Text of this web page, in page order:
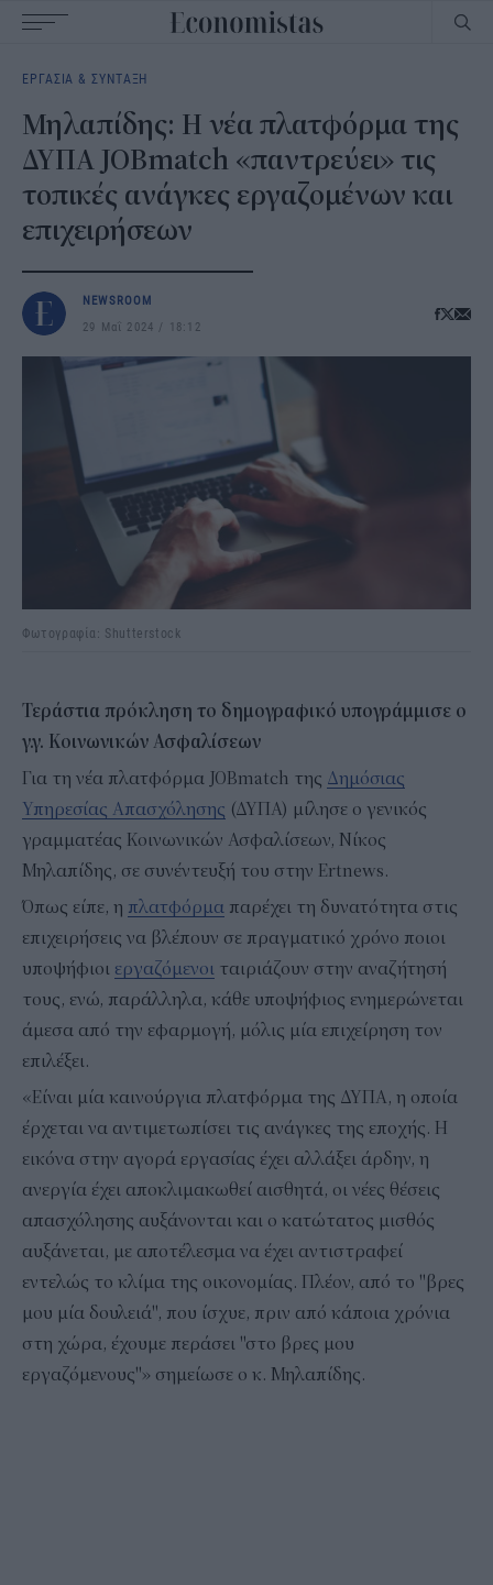
navigation
ΕΡΓΑΣΙΑ & ΣΥΝΤΑΞΗ
Μηλαπίδης: Η νέα πλατφόρμα της
ΔΥΠΑ JOBmatch «παντρεύει» τις
τοπικές ανάγκες εργαζομένων και
επιχειρήσεων
NEWSROOM
29 Μαΐ 2024
18:12
Φωτογραφία: Shutterstock
Τεράστια πρόκληση το δημογραφικό υπογράμμισε ο
γ.γ. Κοινωνικών Ασφαλίσεων
Για τη νέα πλατφόρμα JOBmatch της Δημόσιας
Υπηρεσίας Απασχόλησης (ΔΥΠΑ) μίλησε ο γενικός
γραμματέας Κοινωνικών Ασφαλίσεων, Νίκος
Μηλαπίδης, σε συνέντευξή του στην Ertnews.
Όπως είπε, η πλατφόρμα παρέχει τη δυνατότητα στις
επιχειρήσεις να βλέπουν σε πραγματικό χρόνο ποιοι
υποψήφιοι εργαζόμενοι ταιριάζουν στην αναζήτησή
τους, ενώ, παράλληλα, κάθε υποψήφιος ενημερώνεται
άμεσα από την εφαρμογή, μόλις μία επιχείρηση τον
επιλέξει.
«Είναι μία καινούργια πλατφόρμα της ΔΥΠΑ, η οποία
έρχεται να αντιμετωπίσει τις ανάγκες της εποχής. Η
εικόνα στην αγορά εργασίας έχει αλλάξει άρδην, η
ανεργία έχει αποκλιμακωθεί αισθητά, οι νέες θέσεις
απασχόλησης αυξάνονται και ο κατώτατος μισθός
αυξάνεται, με αποτέλεσμα να έχει αντιστραφεί
εντελώς το κλίμα της οικονομίας. Πλέον, από το "βρες
μου μία δουλειά", που ίσχυε, πριν από κάποια χρόνια
στη χώρα, έχουμε περάσει "στο βρες μου
εργαζόμενους"» σημείωσε ο κ. Μηλαπίδης.